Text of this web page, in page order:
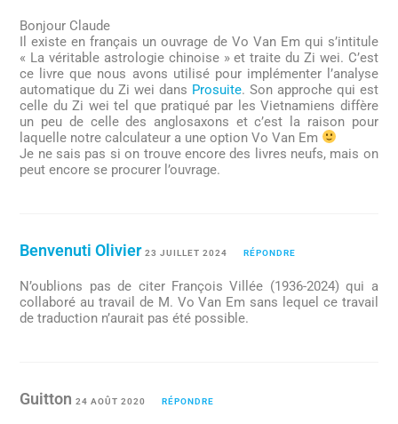
Bonjour Claude
Il existe en français un ouvrage de Vo Van Em qui s’intitule
« La véritable astrologie chinoise » et traite du Zi wei. C’est
ce livre que nous avons utilisé pour implémenter l’analyse
automatique du Zi wei dans Prosuite. Son approche qui est
celle du Zi wei tel que pratiqué par les Vietnamiens diffère
un peu de celle des anglosaxons et c’est la raison pour
laquelle notre calculateur a une option Vo Van Em
Je ne sais pas si on trouve encore des livres neufs, mais on
peut encore se procurer l’ouvrage.
Benvenuti Olivier 23 JUILLET 2024 RÉPONDRE
N’oublions pas de citer François Villée (1936-2024) qui a
collaboré au travail de M. Vo Van Em sans lequel ce travail
de traduction n’aurait pas été possible.
Guitton24 AOÛT 2020 RÉPONDRE